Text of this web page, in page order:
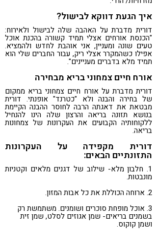
איך הגעת דווקא לבישול?
דורית מדברת על האהבה שלה לבישול ולאירוח:
"הכנסת אורחים אצלי תמיד קשורה בהכנת אוכל
טעים שונה ומעניין, אני אוהבת לחדש ולהמציא.
אפילו כשהמקרר אצלי ריק, עבור החברים שלי הוא
תמיד מלא בדברים מעניינים".
אורח חיים צמחוני בריא מבחירה
דורית מדברת על אורח חיים צמחוני בריא ממקום
של בחירה והבנה ולא "כטרנד" אופנתי. דורית
מבטאת את דאגתה הרבה לחוסר ההבנה הקיימת
בנושא תזונה בריאה והרצון שלה הינו להנחיל
ללקוחותיה הקבועים את העקרונות של צמחונות
בריאה.
דורית מקפידה על העקרונות
התזונתיים הבאים:
1. חלבון מלא- שילוב של דגנים מלאים וקטניות
מונבטות.
2. ארוחה הכוללת את כל אבות המזון.
3. אוכל מופחת סוכרים ושומנים. משתמשת רק
בשמנים בריאים- שמן אגוזים לסלט, שמן זית
ושמן קוקוס.